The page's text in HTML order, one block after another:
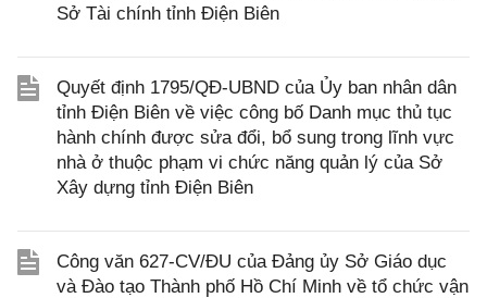
Sở Tài chính tỉnh Điện Biên
Quyết định 1795/QĐ-UBND của Ủy ban nhân dân
tỉnh Điện Biên về việc công bố Danh mục thủ tục
hành chính được sửa đổi, bổ sung trong lĩnh vực
nhà ở thuộc phạm vi chức năng quản lý của Sở
Xây dựng tỉnh Điện Biên
Công văn 627-CV/ĐU của Đảng ủy Sở Giáo dục
và Đào tạo Thành phố Hồ Chí Minh về tổ chức vận